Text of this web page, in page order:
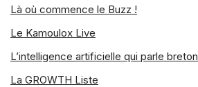
Là où commence le Buzz !
Le Kamoulox Live
L’intelligence artificielle qui parle breton
La GROWTH Liste